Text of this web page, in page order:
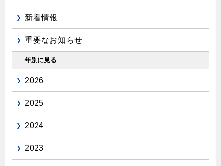
新着情報
重要なお知らせ
年別に見る
2026
2025
2024
2023